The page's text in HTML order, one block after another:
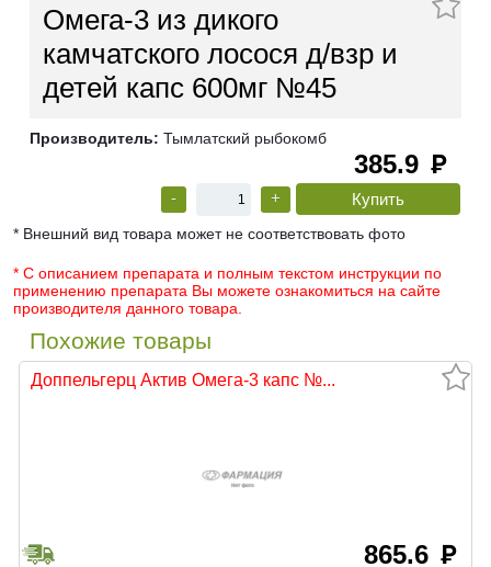
Омега-3 из дикого
камчатского лосося д/взр и
детей капс 600мг №45
Производитель: Тымлатский рыбокомб
385.9 руб
- +
* Внешний вид товара может не соответствовать фото
* С описанием препарата и полным текстом инструкции по
применению препарата Вы можете ознакомиться на сайте
производителя данного товара.
Похожие товары
Доппельгерц Актив Омега-3 капс №...
865.6 руб